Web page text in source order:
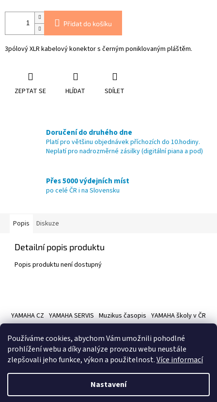
Používáme cookies, abychom Vám umožnili pohodlné
prohlížení webu a díky analýze provozu webu neustále
zlepšovali jeho funkce, výkon a použitelnost.Více informací
Nastavení
Přidat do košíku
3pólový XLR kabelový konektor s černým poniklovaným pláštěm.
ZEPTAT SE HLÍDAT SDÍLET
Doručení do druhého dne
Platí pro většinu objednávek příchozích do 10.hodiny.
Neplatí pro nadrozměrné zásilky (digitální piana a pod)
Přes 5000 výdejních míst
po celé ČR i na Slovensku
Popis Diskuze
Detailní popis produktu
Popis produktu není dostupný
p
YAMAHA CZ YAMAHA SERVIS Muzikus časopis YAMAHA školy v ČR